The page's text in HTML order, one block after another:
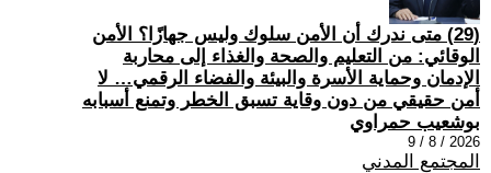
(29) متى ندرك أن الأمن سلوك وليس جهازًا؟ الأمن
الوقائي: من التعليم والصحة والغذاء إلى محاربة
الإدمان وحماية الأسرة والبيئة والفضاء الرقمي… لا
أمن حقيقي من دون وقاية تسبق الخطر وتمنع أسبابه
بوشعيب حمراوي
2026 / 8 / 9
المجتمع المدني